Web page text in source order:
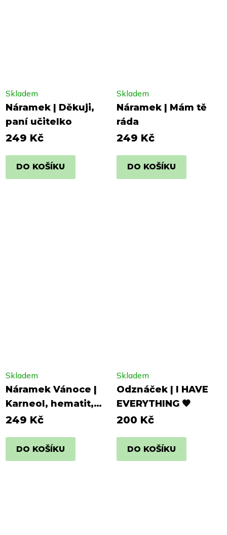
Náramek | Děkuji,
paní učitelko
Skladem
249 Kč
DO KOŠÍKU
Náramek | Mám tě
ráda
Skladem
249 Kč
DO KOŠÍKU
Náramek Vánoce |
Karneol, hematit,
křemen
Skladem
249 Kč
DO KOŠÍKU
Odznáček | I HAVE
EVERYTHING 🧡
Skladem
200 Kč
DO KOŠÍKU